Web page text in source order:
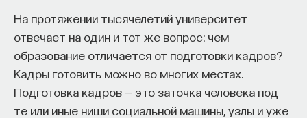
На протяжении тысячелетий университет
отвечает на один и тот же вопрос: чем
образование отличается от подготовки кадров?
Кадры готовить можно во многих местах.
Подготовка кадров — это заточка человека под
те или иные ниши социальной машины, узлы и уже
ввысококвалифицированныхкадрах.​
Сервис создан для всех, кто хочет найти свой
путь в инновационных индустриях:
Учёных, инженеров и исследователей
с опытом работы в научной сфере;